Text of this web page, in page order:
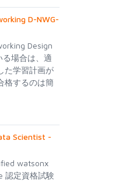
D-NWG-
Design
る場合は、適
た学習計画が
格するのは簡
Scientist -
watsonx
認定資格試験